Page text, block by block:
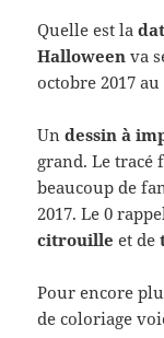
Quelle est la
Halloween va
octobre 2017
Undessin à
grand. Le tracé
beaucoup de
2017. Le 0
citrouille et de
Pour encore
de coloriage